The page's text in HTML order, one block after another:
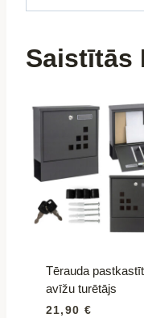
Saistītās
Tērauda
avīžu turētājs
21,90 €